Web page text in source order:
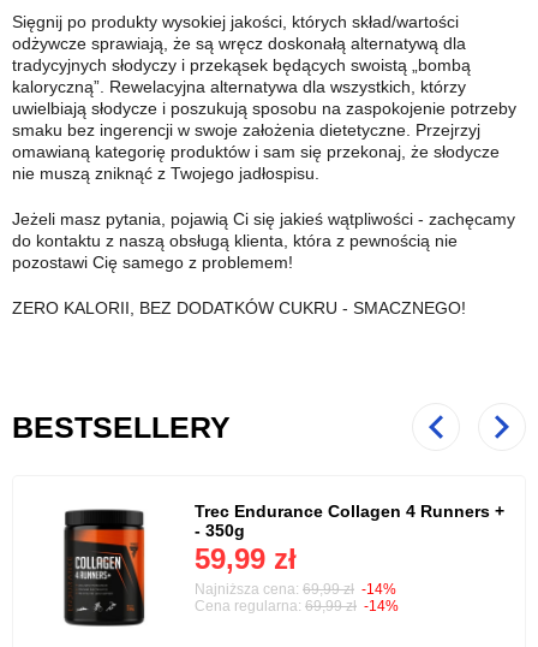
Sięgnij po produkty wysokiej jakości, których skład/wartości
odżywcze sprawiają, że są wręcz doskonałą alternatywą dla
tradycyjnych słodyczy i przekąsek będących swoistą „bombą
kaloryczną”. Rewelacyjna alternatywa dla wszystkich, którzy
uwielbiają słodycze i poszukują sposobu na zaspokojenie potrzeby
smaku bez ingerencji w swoje założenia dietetyczne. Przejrzyj
omawianą kategorię produktów i sam się przekonaj, że słodycze
nie muszą zniknąć z Twojego jadłospisu.
Jeżeli masz pytania, pojawią Ci się jakieś wątpliwości - zachęcamy
do kontaktu z naszą obsługą klienta, która z pewnością nie
pozostawi Cię samego z problemem!
ZERO KALORII, BEZ DODATKÓW CUKRU - SMACZNEGO!
BESTSELLERY Poprzedni
Trec Endurance Collagen 4 Runners +
- 350g
59,99 zł
Najniższa cena: 69,99 zł -14%
Cena regularna: 69,99 zł -14%